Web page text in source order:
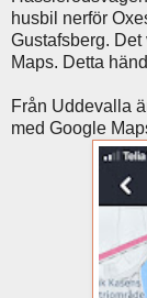
husbil nerför
Gustafsberg.
Maps. Detta
Från Uddevalla
med Google